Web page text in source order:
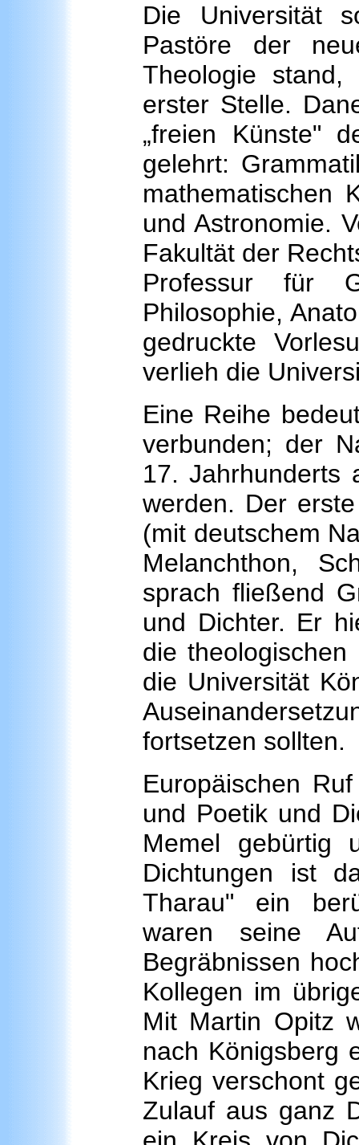
Die Universität
Pastöre der
Theologie
erster Stelle.
„freien Künste"
gelehrt:
mathematischen
und Astronomie.
Fakultät der
Professur für
Philosophie,
gedruckte
verlieh die
Eine Reihe
verbunden; der
17. Jahrhunderts
werden. Der
(mit deutschem
Melanchthon,
sprach fließend
und Dichter. Er
die
die Universität
fortsetzen sollten.
Europäischen
und Poetik und
Memel gebürtig
Dichtungen ist
Tharau" ein
waren seine
Begräbnissen
Kollegen im
Mit Martin Opitz
nach Königsberg
Krieg verschont
Zulauf aus ganz